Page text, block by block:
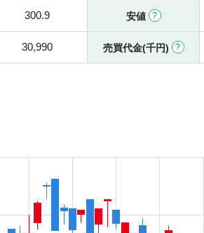
300.9 安値
30,990 売買代金(千円)